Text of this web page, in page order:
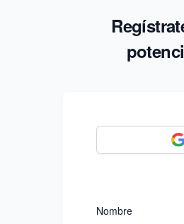
Nombre